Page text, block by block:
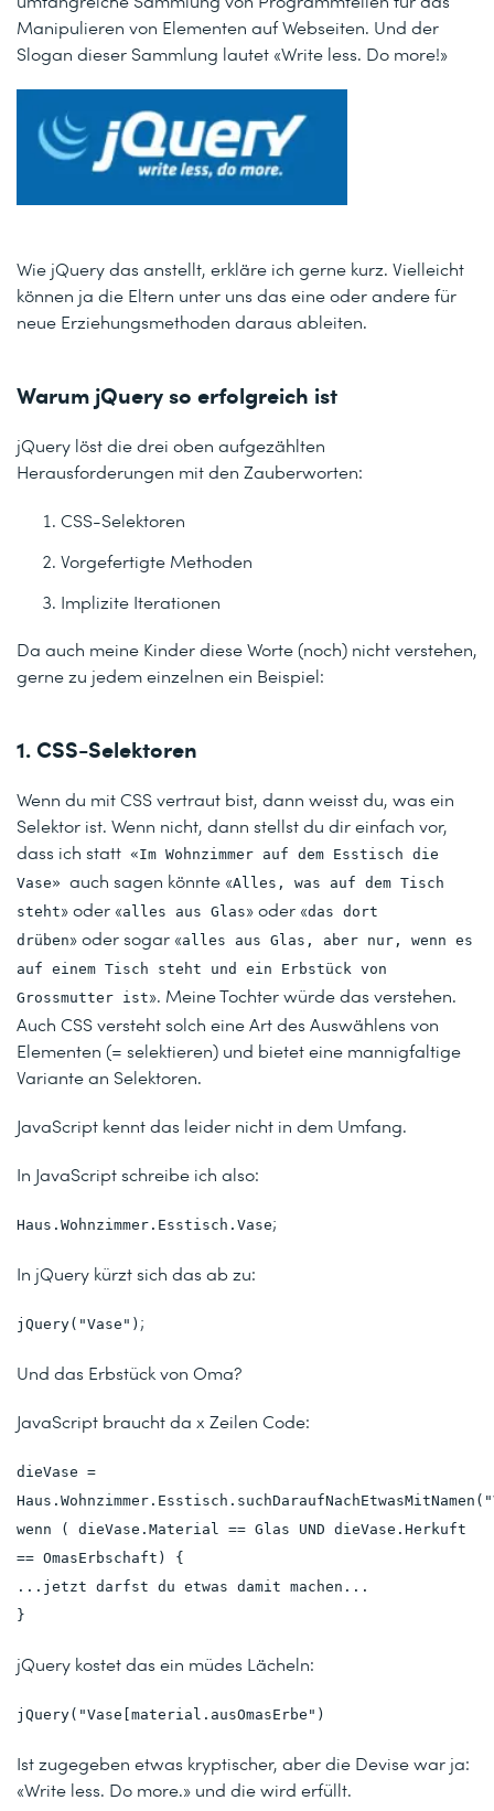
Manipulieren von Elementen auf Webseiten. Und der
Slogan dieser Sammlung lautet «Write less. Do more!»
Wie jQuery das anstellt, erkläre ich gerne kurz. Vielleicht
können ja die Eltern unter uns das eine oder andere für
neue Erziehungsmethoden daraus ableiten.
Warum jQuery so erfolgreich ist
jQuery löst die drei oben aufgezählten
Herausforderungen mit den Zauberworten:
CSS-Selektoren
Vorgefertigte Methoden
Implizite Iterationen
Da auch meine Kinder diese Worte (noch) nicht verstehen,
gerne zu jedem einzelnen ein Beispiel:
1. CSS-Selektoren
Wenn du mit CSS vertraut bist, dann weisst du, was ein
Selektor ist. Wenn nicht, dann stellst du dir einfach vor,
dass ich statt «Im Wohnzimmer auf dem Esstisch die
Vase» auch sagen könnte «Alles, was auf dem Tisch
steht» oder «alles aus Glas» oder «das dort
drüben» oder sogar «alles aus Glas, aber nur, wenn es
auf einem Tisch steht und ein Erbstück von
Grossmutter ist». Meine Tochter würde das verstehen.
Auch CSS versteht solch eine Art des Auswählens von
Elementen (= selektieren) und bietet eine mannigfaltige
Variante an Selektoren.
JavaScript kennt das leider nicht in dem Umfang.
In JavaScript schreibe ich also:
Haus.Wohnzimmer.Esstisch.Vase;
In jQuery kürzt sich das ab zu:
jQuery("Vase") ;
Und das Erbstück von Oma?
JavaScript braucht da x Zeilen Code:
dieVase =
Haus.Wohnzimmer.Esstisch
wenn ( dieVase.Material == Glas UND dieVase.Herkuft
== OmasErbschaft) {
...jetzt darfst du etwas damit machen...
}
jQuery kostet das ein müdes Lächeln:
jQuery("Vase[material.ausOmasErbe")
Ist zugegeben etwas kryptischer, aber die Devise war ja:
«Write less. Do more.» und die wird erfüllt.